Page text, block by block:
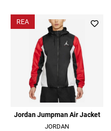
REA
Jordan Jumpman Air Jacket
JORDAN